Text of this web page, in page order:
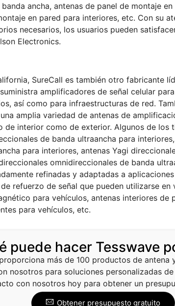
ancha, antenas de panel de montaje
en pared para interiores, etc. Con su
necesarios, los usuarios pueden
Electronics.
SureCall es también otro fabricante
amplificadores de señal celular
así como para infraestructuras de red.
amplia variedad de antenas de
de interior como de exterior. Algunos de los
de banda ultraancha para
para interiores, antenas Yagi
omnidireccionales de banda
refinadas y adaptadas a
refuerzo de señal que pueden utilizarse en
para vehículos, antenas interiores de
para vehículos, etc.
puede hacer Tesswave
más de 100 productos de antena
nosotros para soluciones personalizadas
con nosotros hoy para obtener un
Obtener presupuesto gratuito